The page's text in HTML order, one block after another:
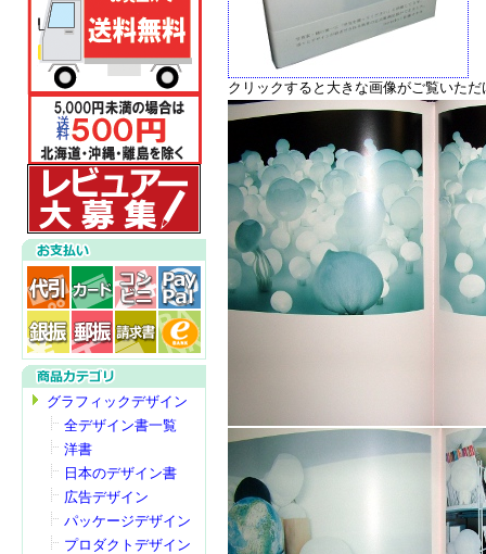
グラフィックデザイン
全デザイン書一覧
洋書
日本のデザイン書
広告デザイン
パッケージデザイン
プロダクトデザイン
クリックすると大きな画像がご覧いただ